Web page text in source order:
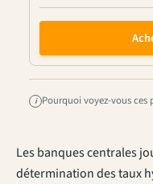
i Pourquoi voyez-vous ces
Les banques centrales
détermination des taux